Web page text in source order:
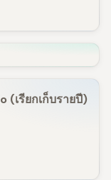
(เรียกเก็บรายปี)